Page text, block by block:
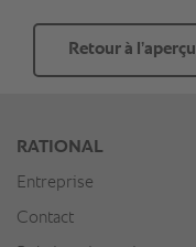
Retour à l’aperçu